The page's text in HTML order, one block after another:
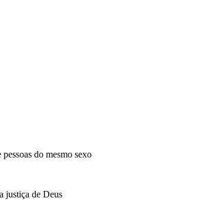
do mesmo sexo
justiça de Deus